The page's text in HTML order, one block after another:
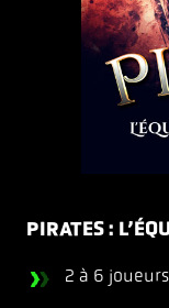
PIRATES :
2 à 6